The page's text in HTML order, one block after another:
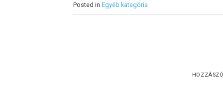
Posted in Egyéb kategória